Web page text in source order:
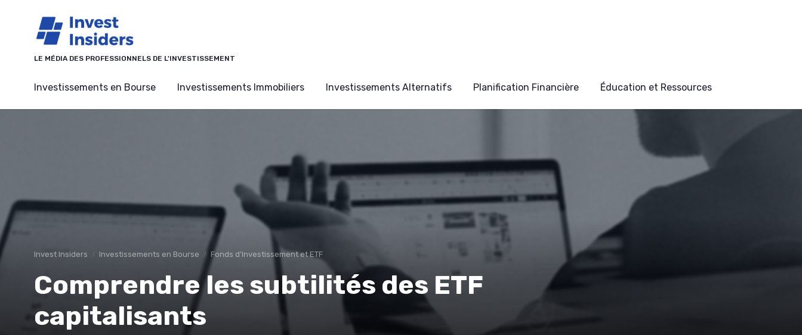
LE MÉDIA DES PROFESSIONNELS DE L'INVESTISSEMENT
Investissements en Bourse Investissements Immobiliers Investissements Alternatifs Planification Financière Éducation et Ressources
Invest Insiders Investissements en Bourse Fonds d'Investissement et ETF
Comprendre les subtilités des ETF
capitalisants